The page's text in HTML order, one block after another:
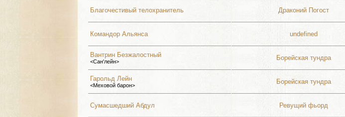
Благочестивый телохранитель Драконий Погост
Командор Альянса undefined
Вантрин Безжалостный
<Сан'лейн> Борейская тундра
Гарольд Лейн
<Меховой барон> Борейская тундра
Сумасшедший Абдул Ревущий фьорд